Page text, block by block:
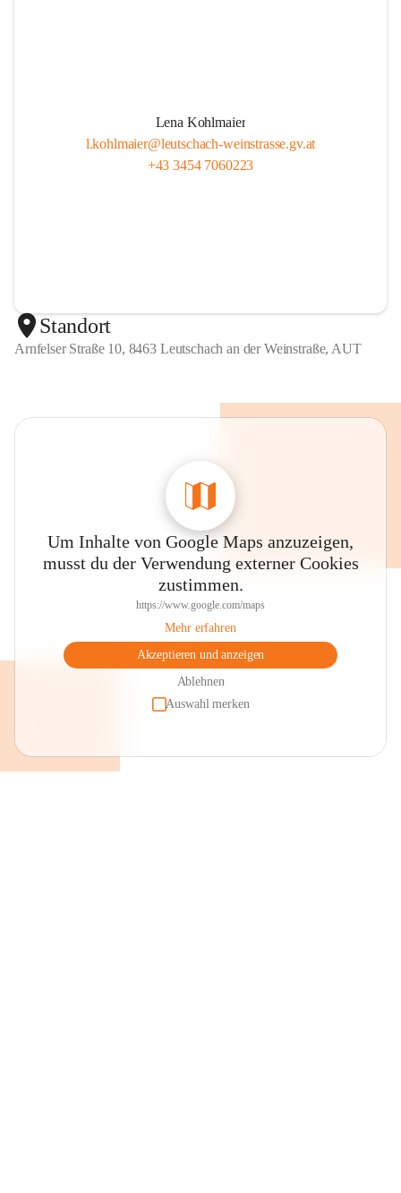
Lena Kohlmaier
l.kohlmaier@leutschach-weinstrasse.gv.at
+43 3454 7060223
Standort
Arnfelser Straße 10, 8463 Leutschach an der Weinstraße, AUT
Um Inhalte von Google Maps anzuzeigen,
musst du der Verwendung externer Cookies
zustimmen.
https://www.google.com/maps
Mehr erfahren
Akzeptieren und anzeigen
Ablehnen
Auswahl merken